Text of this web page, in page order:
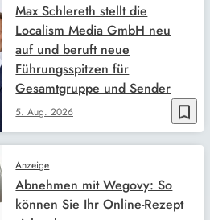
bookmark_border
5. Aug. 2026
Max Schlereth stellt die
Localism Media GmbH neu
auf und beruft neue
Führungsspitzen für
Gesamtgruppe und Sender
Anzeige
Abnehmen mit Wegovy: So
können Sie Ihr Online-Rezept